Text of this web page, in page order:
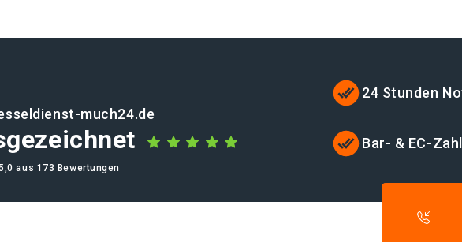
much24.de
aus 173 Bewertungen
24 Stunden
Bar- & EC-